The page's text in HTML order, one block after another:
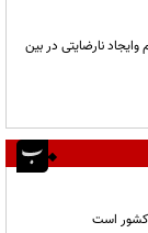
نارضایتی در بین
کشور است